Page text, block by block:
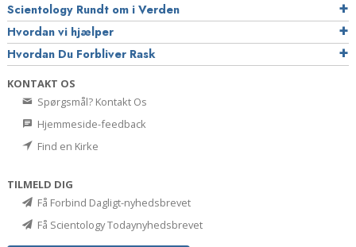
Scientology Rundt om i Verden
Hvordan vi hjælper
Hvordan Du Forbliver Rask
KONTAKT OS
Spørgsmål? Kontakt Os
Hjemmeside-feedback
Find en Kirke
TILMELD DIG
Få Forbind Dagligt-nyhedsbrevet
Få Scientology Todaynyhedsbrevet